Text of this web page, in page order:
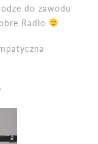
do zawodu
Radio